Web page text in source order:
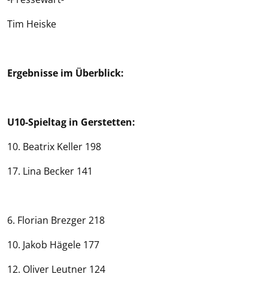
Tim Heiske
Ergebnisse im Überblick:
U10-Spieltag in Gerstetten:
10. Beatrix Keller 198
17. Lina Becker 141
6. Florian Brezger 218
10. Jakob Hägele 177
12. Oliver Leutner 124